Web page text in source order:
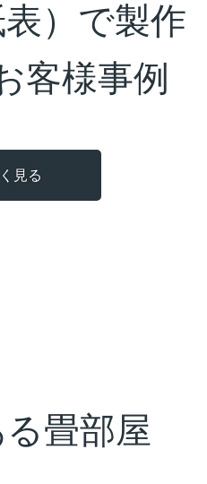
）で製作
客様事例
見る
畳部屋